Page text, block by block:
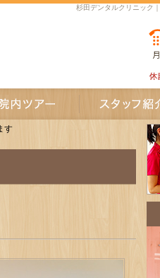
杉田デンタルクリニック
す